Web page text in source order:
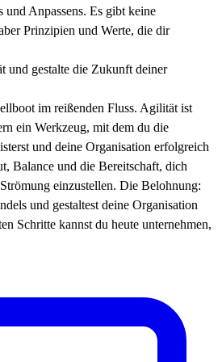
und Anpassens. Es gibt keine
Prinzipien und Werte, die dir
und gestalte die Zukunft deiner
im reißenden Fluss. Agilität ist
ein Werkzeug, mit dem du die
und deine Organisation erfolgreich
Balance und die Bereitschaft, dich
einzustellen. Die Belohnung:
und gestaltest deine Organisation
Schritte kannst du heute unternehmen,